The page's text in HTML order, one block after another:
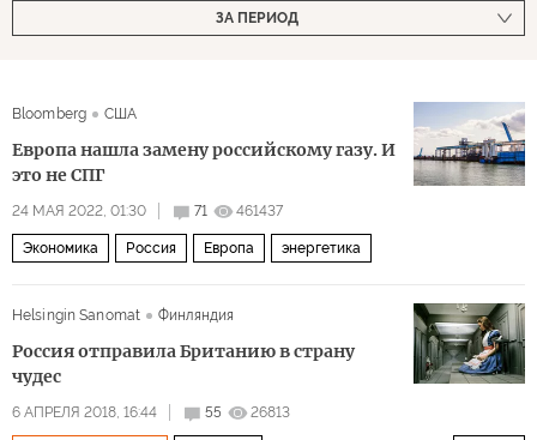
ЗА ПЕРИОД
Bloomberg США
Европа нашла замену российскому газу. И
это не СПГ
24 МАЯ 2022, 01:30 71 461437
Экономика Россия Европа энергетика
Helsingin Sanomat Финляндия
Россия отправила Британию в страну
чудес
6 АПРЕЛЯ 2018, 16:44 55 26813